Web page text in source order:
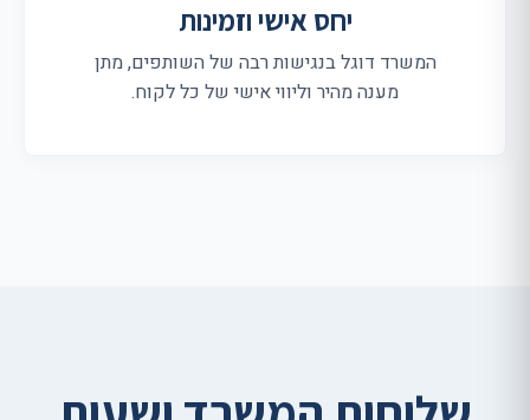
יחס אישי וזמינות
המשרד דוגל בנגישות רבה של השותפים, מתן
מענה מהיר וליווי אישי של כל לקוח.